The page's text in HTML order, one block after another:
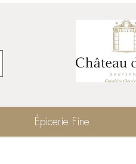
Épicerie Fine